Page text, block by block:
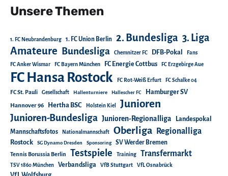
Unsere Themen
1. FC Neubrandenburg 1. FC Union Berlin 2. Bundesliga 3. Liga
Amateure Bundesliga Chemnitzer FC DFB-Pokal Fans
FC Anker Wismar FC Bayern München FC Energie Cottbus FC Erzgebirge Aue
FC Hansa Rostock FC Rot-Weiß Erfurt FC Schalke 04
FC St. Pauli Gesellschaft Hallenturniere Hallescher FC Hamburger SV
Hannover 96 Hertha BSC Holstein Kiel Junioren
Junioren-Bundesliga Junioren-Regionalliga
Landespokal
Mannschaftsfotos
Nationalmannschaft Oberliga Regionalliga
Rostock SG Dynamo Dresden Sponsoring SV Werder Bremen
Tennis Borussia Berlin Testspiele Training Transfermarkt
TSV 1860 München Verbandsliga VfB Stuttgart VfL Osnabrück